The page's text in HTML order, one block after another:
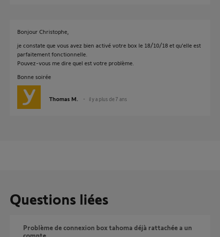
Bonjour Christophe,
je constate que vous avez bien activé votre box le 18/10/18 et qu'elle est
parfaitement fonctionnelle.
Pouvez-vous me dire quel est votre problème.
Bonne soirée
Thomas M. il y a plus de 7 ans
Questions liées
Problème de connexion box tahoma déjà rattachée a un
compte